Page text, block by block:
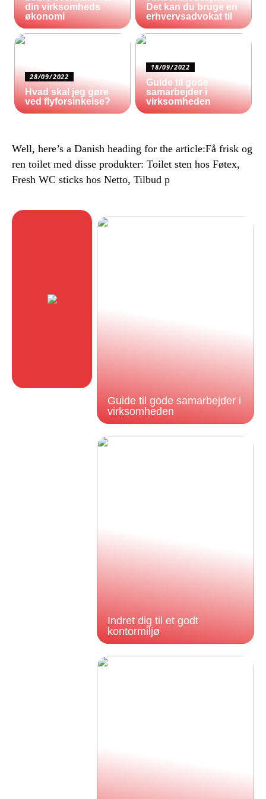
din virksomheds
økonomi
Det kan du bruge en
erhvervsadvokat til
28/09/2022
Hvad skal jeg gøre
ved flyforsinkelse?
18/09/2022
Guide til gode
samarbejder i
virksomheden
Well, here’s a Danish heading for the article:Få frisk og
ren toilet med disse produkter: Toilet sten hos Føtex,
Fresh WC sticks hos Netto, Tilbud p
Guide til gode samarbejder i
virksomheden
Indret dig til et godt
kontormiljø